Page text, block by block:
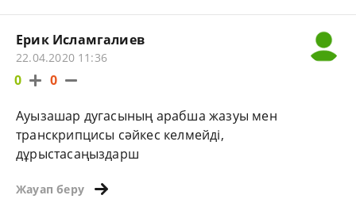
Ерик Исламгалиев
22.04.2020 11:36
0 0
Ауызашар дугасының арабша жазуы мен
транскрипцисы сәйкес келмейді,
дұрыстасаңыздарш
Жауап беру